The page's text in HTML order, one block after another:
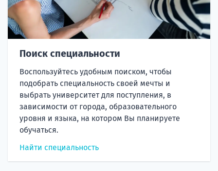
Поиск специальности
Воспользуйтесь удобным поиском, чтобы
подобрать специальность своей мечты и
выбрать университет для поступления, в
зависимости от города, образовательного
уровня и языка, на котором Вы планируете
обучаться.
Найти специальность